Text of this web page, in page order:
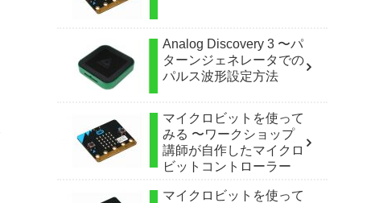
Analog Discovery 3 〜パ
ターンジェネレータでの
パルス波形設定方法
マイクロビットを使って
みる 〜ワークショップ
講師が自作したマイクロ
ビットコントローラー
マイクロビットを使って